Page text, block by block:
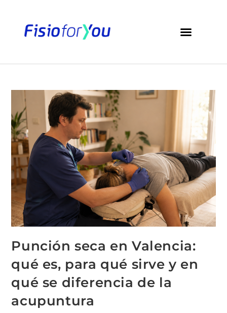
Punción seca en Valencia:
qué es, para qué sirve y en
qué se diferencia de la
acupuntura